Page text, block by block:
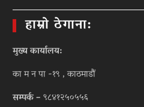
हाम्रो ठेगाना:
मुख्य कार्यालय:
का म न पा -१९ , काठमाडौं
सम्पर्क –९८४१२५०५५६